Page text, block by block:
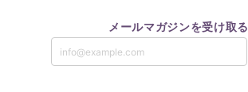
メールマガジンを受け取る